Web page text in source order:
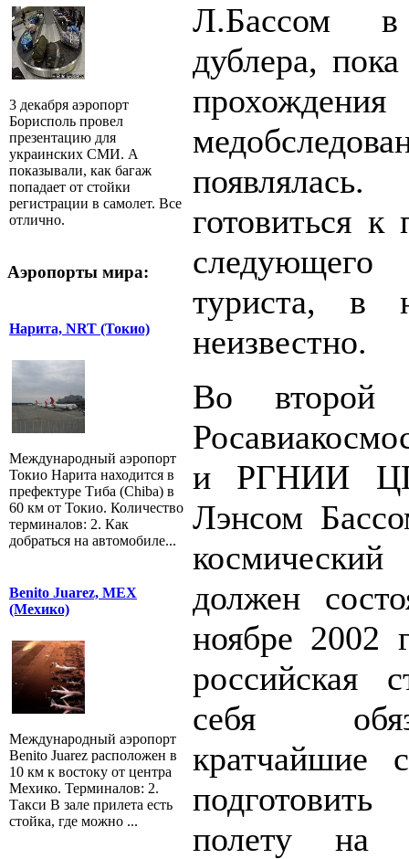
3 декабря аэропорт
Борисполь провел
презентацию для
украинских СМИ. А
показывали, как багаж
попадает от стойки
регистрации в самолет. Все
отлично.
Аэропорты мира:
Нарита, NRT (Токио)
Международный аэропорт
Токио Нарита находится в
префектуре Тиба (Chiba) в
60 км от Токио. Количество
терминалов: 2. Как
добраться на автомобиле...
Benito Juarez, MEX
(Мехико)
Международный аэропорт
Benito Juarez расположен в
10 км к востоку от центра
Мехико. Терминалов: 2.
Такси В зале прилета есть
стойка, где можно ...
Л.Бассом
дублера,
прохождения
готовиться к
туриста, в
неизвестно.
Во второй
и РГНИИ
Лэнсом
должен
ноябре 2002
российская
себя
кратчайшие
полету на